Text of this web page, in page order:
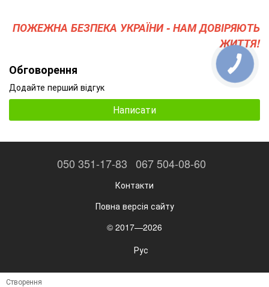
ПОЖЕЖНА БЕЗПЕКА УКРАЇНИ - НАМ ДОВІРЯЮТЬ
ЖИТТЯ!
Обговорення
Додайте перший відгук
Написати
050 351-17-83 067 504-08-60
Контакти
Повна версія сайту
© 2017—2026
Рус
Створення